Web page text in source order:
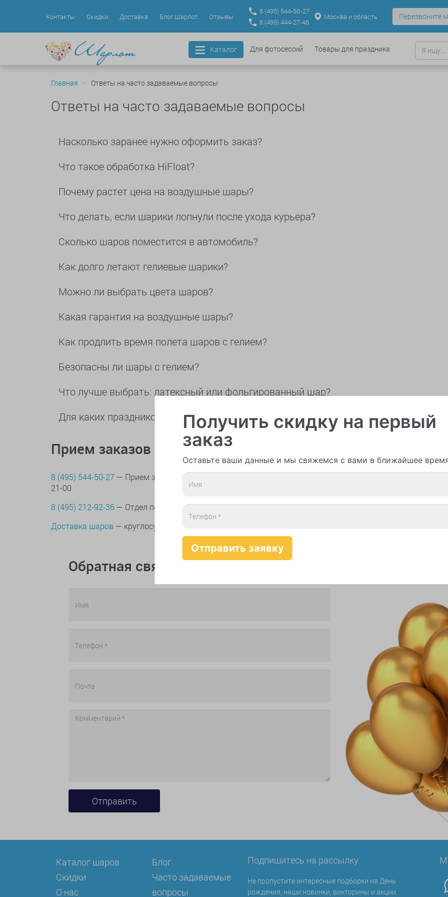
Контакты Скидки Доставка Блог Шарлот Отзывы
8 (495) 544-50-27
8 (499) 444-27-46
Москва и область Перезвоните
Каталог Для фотосессий Товары для праздника
Главная Ответы на часто задаваемые вопросы
Ответы на часто задаваемые вопросы
Насколько заранее нужно оформить заказ?
Что такое обработка HiFloat?
Почему растет цена на воздушные шары?
Что делать, если шарики лопнули после ухода курьера?
Сколько шаров поместится в автомобиль?
Как долго летают гелиевые шарики?
Можно ли выбрать цвета шаров?
Какая гарантия на воздушные шары?
Как продлить время полета шаров с гелием?
Безопасны ли шары с гелием?
Что лучше выбрать: латексный или фольгированный шар?
Для каких праздников можно заказать шары с доставкой?
Прием заказов по телефонам
8 (495) 544-50-27 — Прием заказов и обслуживание клиентов — с 9-00 до
21-00
8 (495) 212-92-36 — Отдел по контролю качествас 9-00 до 21-00
Доставка шаров — круглосуточно
Отзывы,
Обратная связь
Получить скидку на первый
заказ
Оставьте ваши данные и мы свяжемся с вами в ближайшее
Каталог шаров
Скидки
О нас
Блог
Часто задаваемые
вопросы
Подпишитесь на рассылку
Не пропустите интересные подборки на День
рождения, наши новинки, викторины и акции.